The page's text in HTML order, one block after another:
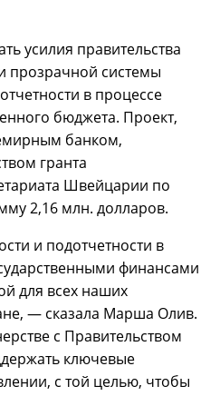
усилия правительства
прозрачной системы
в процессе
бюджета. Проект,
банком,
гранта
Швейцарии по
2,16 млн. долларов.
и подотчетности в
финансами
для всех наших
— сказала Марша Олив.
с Правительством
ключевые
с той целью, чтобы